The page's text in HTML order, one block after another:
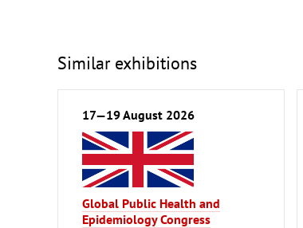
Similar exhibitions
17—19 August 2026
Global Public Health and
Epidemiology Congress